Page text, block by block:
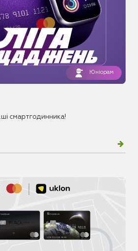
Юніорам
смартгодинника!